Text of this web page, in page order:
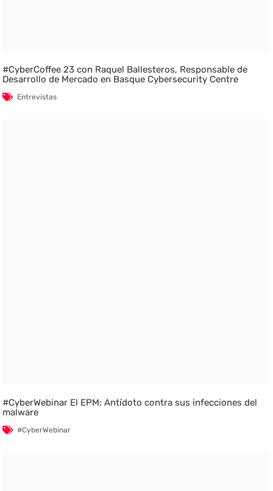
#CyberCoffee 23 con Raquel Ballesteros, Responsable de
Desarrollo de Mercado en Basque Cybersecurity Centre
Entrevistas
#CyberWebinar El EPM: Antídoto contra sus infecciones del
malware
#CyberWebinar